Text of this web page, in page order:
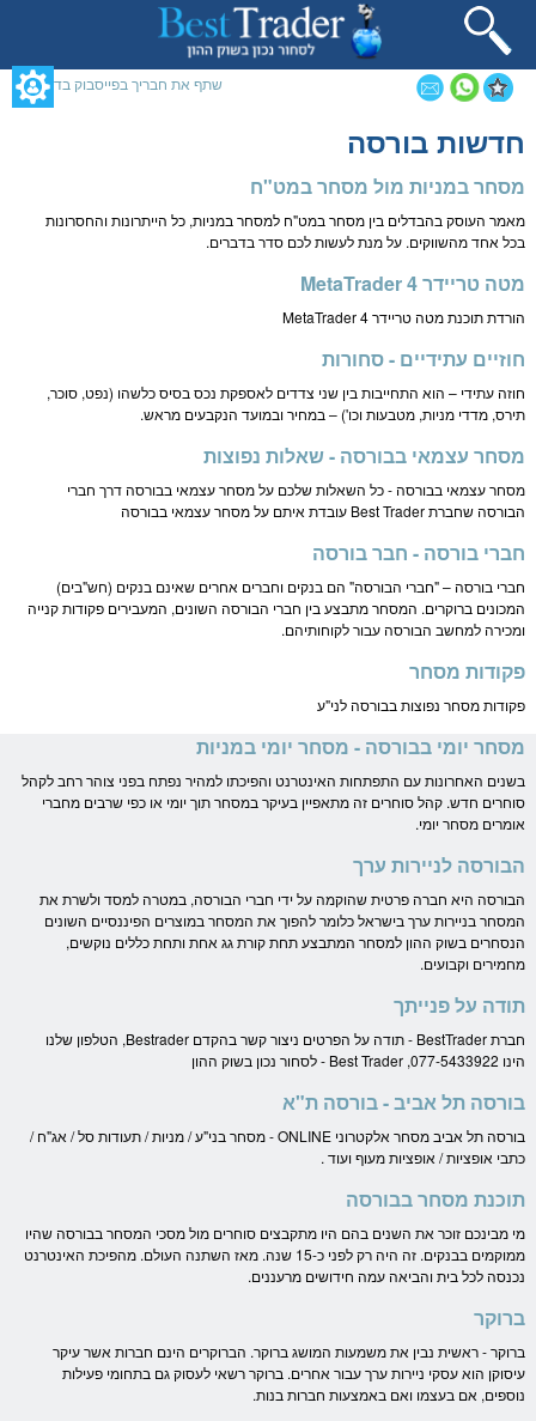
אינטרנט,
לחץ
שתף את חבריך בפייסבוק בדף זה
המרכזי,
ללחוץ
כדי
לדלג
הבא
חדשות בורסה
מסחר במניות מול מסחר במט"ח
מאמר העוסק בהבדלים בין מסחר במט"ח למסחר במניות, כל הייתרונות והחסרונות
בכל אחד מהשווקים. על מנת לעשות לכם סדר בדברים.
מטה טריידר 4 MetaTrader
הורדת תוכנת מטה טריידר MetaTrader 4
חוזיים עתידיים - סחורות
חוזה עתידי – הוא התחייבות בין שני צדדים לאספקת נכס בסיס כלשהו (נפט, סוכר,
תירס, מדדי מניות, מטבעות וכו') – במחיר ובמועד הנקבעים מראש.
מסחר עצמאי בבורסה - שאלות נפוצות
מסחר עצמאי בבורסה - כל השאלות שלכם על מסחר עצמאי בבורסה דרך חברי
הבורסה שחברת Best Trader עובדת איתם על מסחר עצמאי בבורסה
חברי בורסה - חבר בורסה
חברי בורסה – "חברי הבורסה" הם בנקים וחברים אחרים שאינם בנקים (חש"בים)
המכונים ברוקרים. המסחר מתבצע בין חברי הבורסה השונים, המעבירים פקודות קנייה
ומכירה למחשב הבורסה עבור לקוחותיהם.
פקודות מסחר
פקודות מסחר נפוצות בבורסה לני"ע
מסחר יומי בבורסה - מסחר יומי במניות
בשנים האחרונות עם התפתחות האינטרנט והפיכתו למהיר נפתח בפני צוהר רחב לקהל
סוחרים חדש. קהל סוחרים זה מתאפיין בעיקר במסחר תוך יומי או כפי שרבים מחברי
אומרים מסחר יומי.
הבורסה לניירות ערך
הבורסה היא חברה פרטית שהוקמה על ידי חברי הבורסה, במטרה למסד ולשרת את
המסחר בניירות ערך בישראל כלומר להפוך את המסחר במוצרים הפיננסיים השונים
הנסחרים בשוק ההון למסחר המתבצע תחת קורת גג אחת ותחת כללים נוקשים,
מחמירים וקבועים.
תודה על פנייתך
חברת BestTrader - תודה על הפרטים ניצור קשר בהקדם Bestrader, הטלפון שלנו
הינו 077-5433922, Best Trader - לסחור נכון בשוק ההון
בורסה תל אביב - בורסה ת"א
בורסה תל אביב מסחר אלקטרוני ONLINE - מסחר בני"ע / מניות / תעודות סל / אג"ח /
כתבי אופציות / אופציות מעוף ועוד .
תוכנת מסחר בבורסה
מי מבינכם זוכר את השנים בהם היו מתקבצים סוחרים מול מסכי המסחר בבורסה שהיו
ממוקמים בבנקים. זה היה רק לפני כ-15 שנה. מאז השתנה העולם. מהפיכת האינטרנט
נכנסה לכל בית והביאה עמה חידושים מרעננים.
ברוקר
ברוקר - ראשית נבין את משמעות המושג ברוקר. הברוקרים הינם חברות אשר עיקר
עיסוקן הוא עסקי ניירות ערך עבור אחרים. ברוקר רשאי לעסוק גם בתחומי פעילות
נוספים, אם בעצמו ואם באמצעות חברות בנות.